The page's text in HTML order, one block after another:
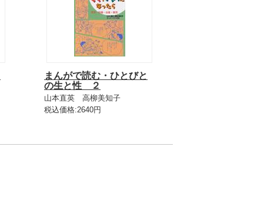
まんがで読む・ひとびと
の生と性 ２
山本直英 高柳美知子
税込価格:2640円